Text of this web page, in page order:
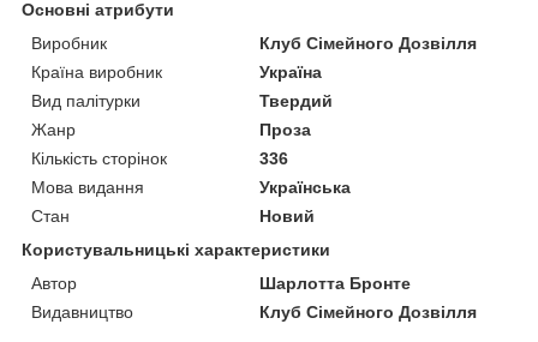
Основні атрибути
Виробник
Клуб Сімейного Дозвілля
Країна виробник
Україна
Вид палітурки
Твердий
Жанр
Проза
Кількість сторінок
336
Мова видання
Українська
Стан
Новий
Користувальницькі характеристики
Автор
Шарлотта Бронте
Видавництво
Клуб Сімейного Дозвілля